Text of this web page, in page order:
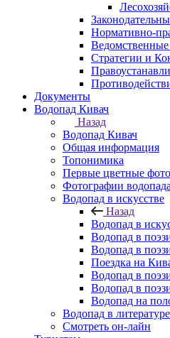
Нормативно-
Стратегии и
Документы
Водопад Кивач
Назад
Водопад Кивач
Общая информация
Топонимика
Первые цветные
Фотографии водопада
Водопад в искусстве
Назад
Водопад в
Водопад в
Водопад в
Поездка на
Водопад в
Водопад в
Водопад на
Водопад в литературе
Смотреть он-лайн